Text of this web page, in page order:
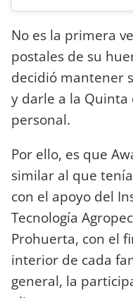
No es la primera
postales de su
decidió mantener
y darle a la Quinta
personal.
Por ello, es que
similar al que
con el apoyo del
Tecnología
Prohuerta, con el
interior de cada
general, la